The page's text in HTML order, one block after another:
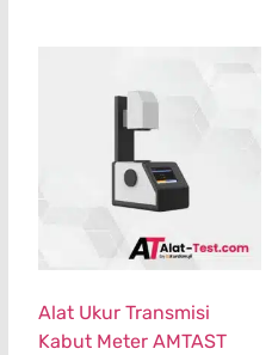
Alat Ukur Transmisi
Kabut Meter AMTAST